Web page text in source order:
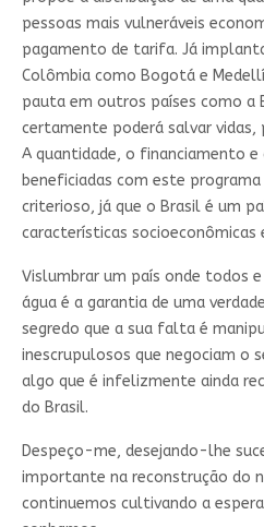
pessoas mais vulneráveis
pagamento de tarifa. Já
Colômbia como Bogotá e
pauta em outros países como a
certamente poderá salvar vidas,
A quantidade, o financiamento e
beneficiadas com este
criterioso, já que o Brasil é um
características socioeconômicas
Vislumbrar um país onde todos
água é a garantia de uma
segredo que a sua falta é
inescrupulosos que negociam o
algo que é infelizmente ainda
do Brasil.
Despeço-me, desejando-lhe
importante na reconstrução do
continuemos cultivando a